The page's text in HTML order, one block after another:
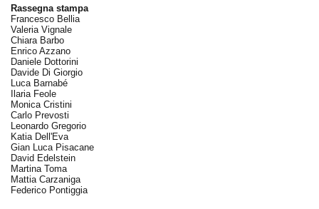
Rassegna stampa
Francesco Bellia
Valeria Vignale
Chiara Barbo
Enrico Azzano
Daniele Dottorini
Davide Di Giorgio
Luca Barnabé
Ilaria Feole
Monica Cristini
Carlo Prevosti
Leonardo Gregorio
Katia Dell'Eva
Gian Luca Pisacane
David Edelstein
Martina Toma
Mattia Carzaniga
Federico Pontiggia